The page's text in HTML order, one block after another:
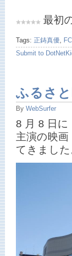
最初
Tags: 正鋳真優, FC
Submit to
ふるさ
By WebSurfer
8 月 8 日
主演の映
てきました